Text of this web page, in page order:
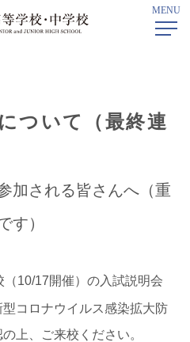
MENU
> 入試説明会開催について（最終連絡）
ついて（最終連
加される皆さんへ（重
す）
10/17開催）の入試説明会
コロナウイルス感染拡大防
上、ご来校ください。